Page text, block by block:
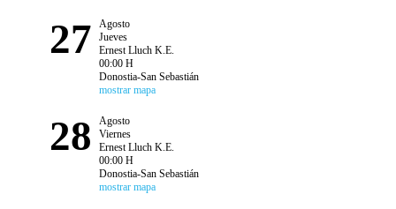
27
Agosto
Jueves
Ernest Lluch K.E.
00:00 H
Donostia-San Sebastián
mostrar mapa
28
Agosto
Viernes
Ernest Lluch K.E.
00:00 H
Donostia-San Sebastián
mostrar mapa